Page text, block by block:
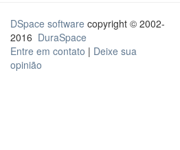
DSpace software copyright © 2002-
2016 DuraSpace
Entre em contato | Deixe sua
opinião